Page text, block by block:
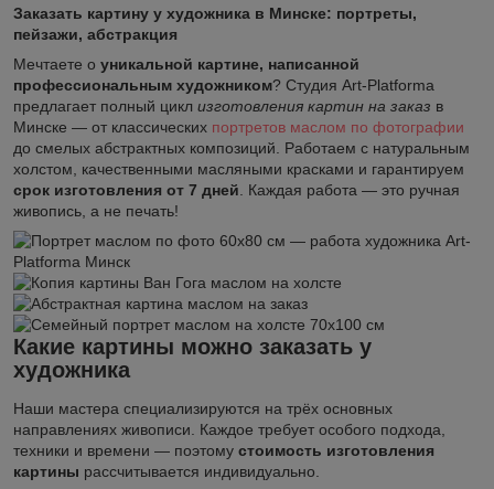
Заказать картину у художника в Минске: портреты,
пейзажи, абстракция
Мечтаете о уникальной картине, написанной
профессиональным художником? Студия Art-Platforma
предлагает полный цикл изготовления картин на заказ в
Минске — от классических портретов маслом по фотографии
до смелых абстрактных композиций. Работаем с натуральным
холстом, качественными масляными красками и гарантируем
срок изготовления от 7 дней . Каждая работа — это ручная
живопись, а не печать!
Какие картины можно заказать у
художника
Наши мастера специализируются на трёх основных
направлениях живописи. Каждое требует особого подхода,
техники и времени — поэтому стоимость изготовления
картины рассчитывается индивидуально.